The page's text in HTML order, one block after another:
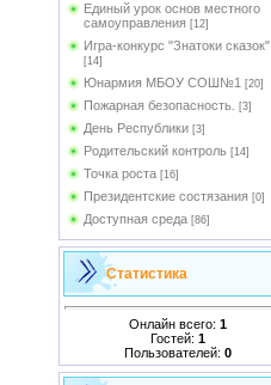
Единый урок основ местного
самоуправления [12]
Игра-конкурс "Знатоки сказок"
[14]
Юнармия МБОУ СОШ№1 [20]
Пожарная безопасность. [3]
День Республики [3]
Родительский контроль [14]
Точка роста [16]
Президентские состязания [0]
Доступная среда [86]
Статистика
Онлайн всего: 1
Гостей: 1
Пользователей: 0